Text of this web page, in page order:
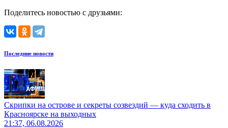
Поделитесь новостью с друзьями:
Последние новости
Скрипки на острове и секреты созвездий — куда сходить в
Красноярске на выходных
21:37, 06.08.2026